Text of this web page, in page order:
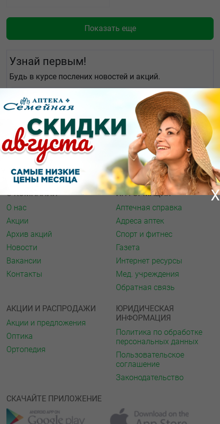
Показать еще
Узнай первым!
Будь в курсе послених новостей и акций.
X
О КОМПАНИИ
О нас
Акции
Архив акций
Новости
Вакансии
Контакты
ИНФОРМАЦИЯ
Аптечная справка
Адреса аптек
Спорт и фитнес
Газета
Интернет ресурсы
Мед. учреждения
Обратная связь
АКЦИИ И РАСПРОДАЖИ
Акции и предложения
Оптика
Ортопедия
ЮРИДИЧЕСКАЯ
ИНФОРМАЦИЯ
Политика по обработке
персональных данных
Пользовательское
соглашение
Законодательство
СКАЧАЙТЕ ПРИЛОЖЕНИЕ